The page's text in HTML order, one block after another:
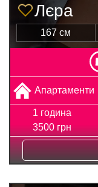
Лєра
167 см
Апартаменти
1 година
3500 грн